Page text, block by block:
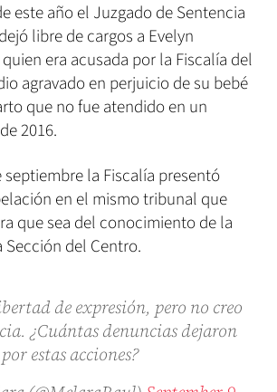
este año el Juzgado de Sentencia
libre de cargos a Evelyn
era acusada por la Fiscalía del
agravado en perjuicio de su bebé
que no fue atendido en un
2016.
septiembre la Fiscalía presentó
en el mismo tribunal que
que sea del conocimiento de la
Sección del Centro.
de expresión, pero no creo
¿Cuántas denuncias dejaron
estas acciones?